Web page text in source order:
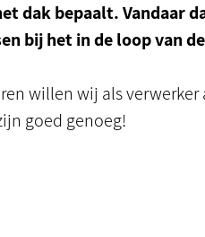
dak bepaalt. Vandaar
bij het in de loop van
willen wij als
goed genoeg!